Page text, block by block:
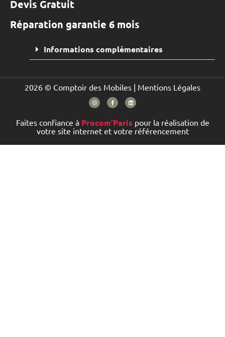
Devis Gratuit
Réparation garantie 6 mois
Informations complémentaires
2026 © Comptoir des Mobiles | Mentions Légales
Faites confiance à Procom’Paris pour la réalisation de
votre site internet et votre référencement